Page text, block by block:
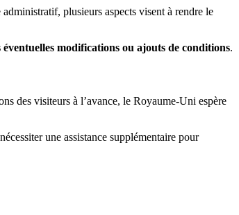
plusieurs aspects visent à rendre le
modifications ou ajouts de conditions.
des visiteurs à l’avance, le Royaume-Uni espère
une assistance supplémentaire pour